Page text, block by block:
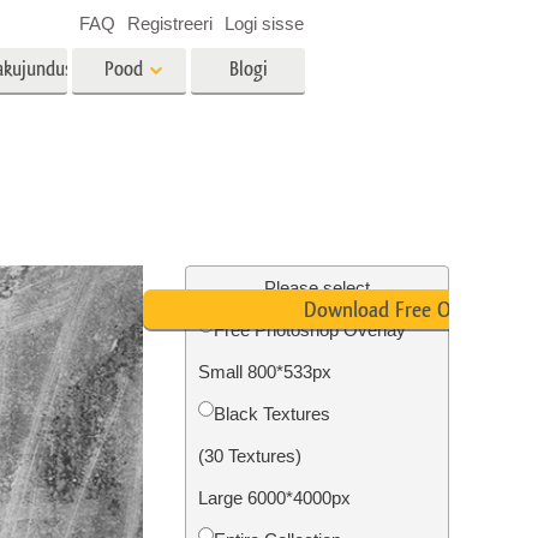
Fotode taastamine
Pood
videoülekatted
Blogi
FAQ Registreeri Logi sisse
Please select
Free Photoshop Overlay
Small 800*533px
Black Textures
(30 Textures)
Large 6000*4000px
Download Free Overlay